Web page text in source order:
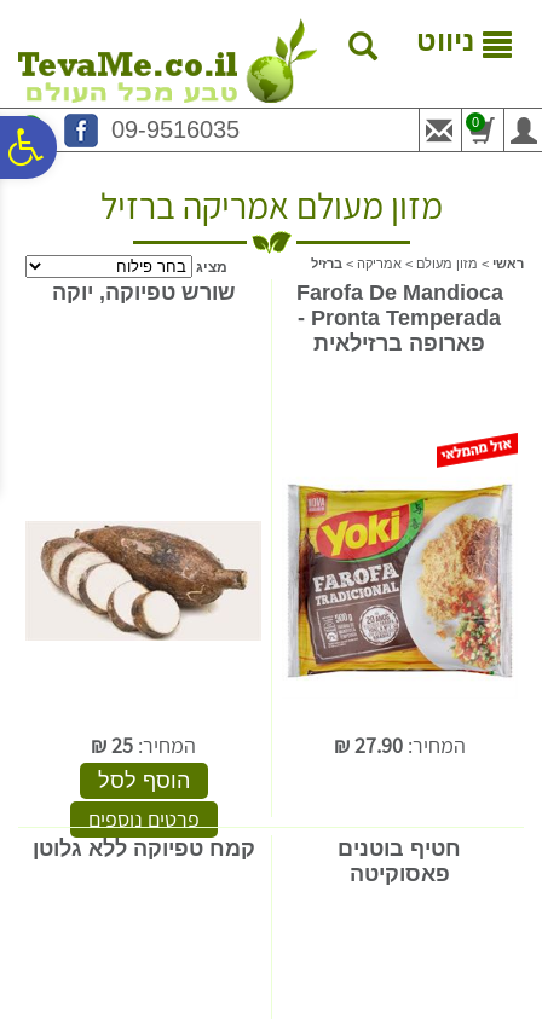
נגישות
המרכזי
ניווט
09-9516035 0
מזון מעולם אמריקה ברזיל
ראשי > מזון מעולם > אמריקה > ברזיל מציג
Farofa De Mandioca
Pronta Temperada -
פארופה ברזילאית
המחיר:27.90
₪
שורש טפיוקה, יוקה
המחיר: 25
₪
הוסף לסל
פרטים נוספים
חטיף בוטנים
פאסוקיטה
קמח טפיוקה ללא גלוטן